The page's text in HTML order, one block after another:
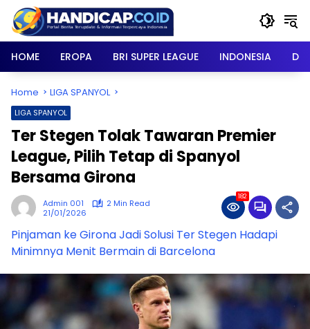
content
HOME
EROPA BRI SUPER LEAGUE INDONESIA
Home LIGA SPANYOL
LIGA SPANYOL
Ter Stegen Tolak Tawaran Premier
League, Pilih Tetap di Spanyol
Bersama Girona
Admin 001
2 Min Read
21/01/2026
182
Pinjaman ke Girona Jadi Solusi Ter Stegen Hadapi
Minimnya Menit Bermain di Barcelona